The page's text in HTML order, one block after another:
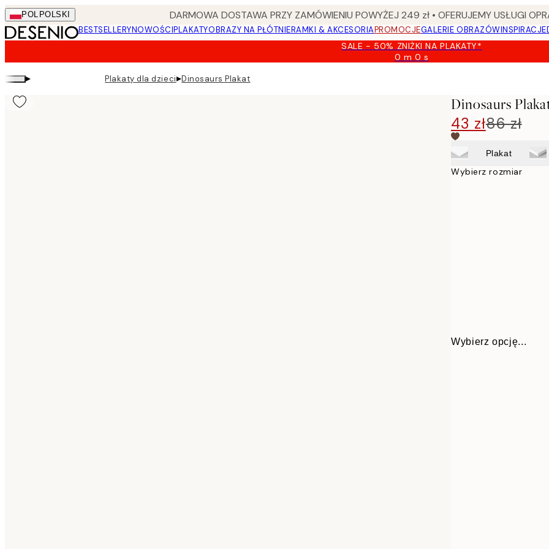
Skip
to
main
POL POLSKI DARMOWA DOSTAWA PRZY ZAMÓWIENIU POWYŻEJ 249 zł • OFERUJEMY USŁUGI
BESTSELLERYNOWOŚCIPLAKATYOBRAZY NA PŁÓTNIERAMKI & AKCESORIAPROMOCJEGALERIE OBRAZÓWINSPIRACJE
SALE - 50% ZNIŻKI NA PLAKATY*
0 m0 s
Ważny
▸ Plakaty dla dzieci▸Dinosaurs Plakat
Dinosaurs
43 zł86 zł
Plakat
Wybierz rozmiar
Wybierz opcję...